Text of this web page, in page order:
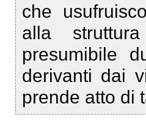
che
alla
presumibile
derivanti dai
prende atto di